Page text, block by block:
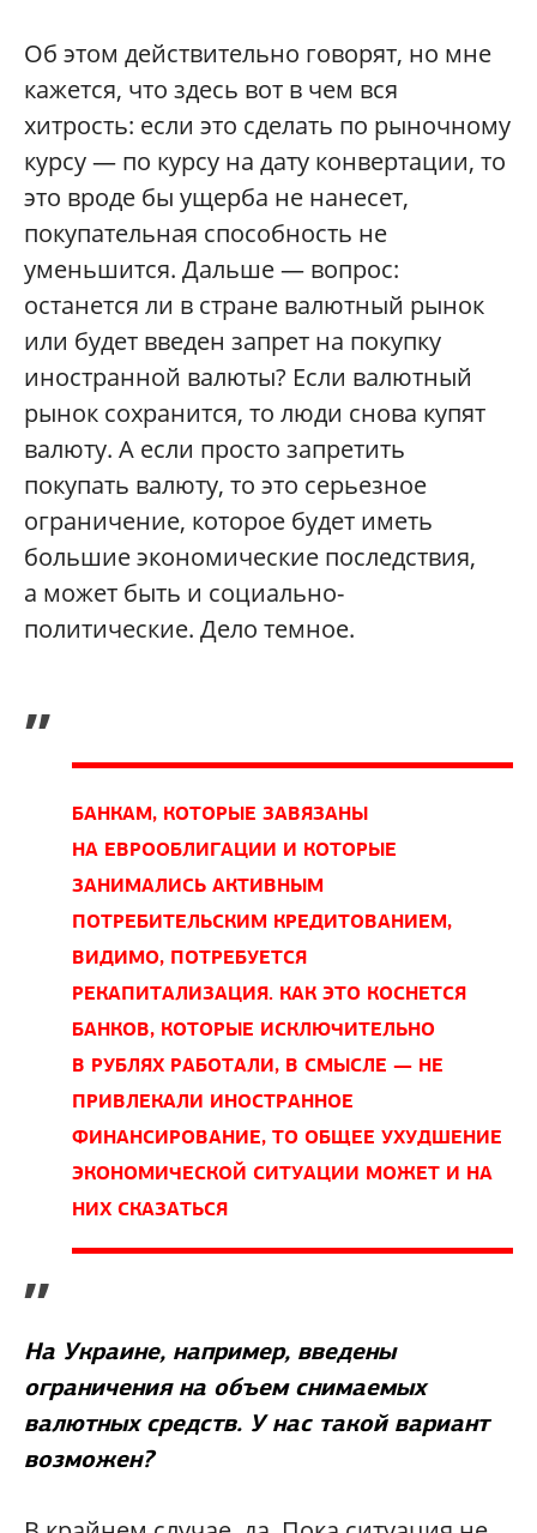
Об этом действительно говорят, но мне
кажется, что здесь вот в чем вся
хитрость: если это сделать по рыночному
курсу — по курсу на дату конвертации, то
это вроде бы ущерба не нанесет,
покупательная способность не
уменьшится. Дальше — вопрос:
останется ли в стране валютный рынок
или будет введен запрет на покупку
иностранной валюты? Если валютный
рынок сохранится, то люди снова купят
валюту. А если просто запретить
покупать валюту, то это серьезное
ограничение, которое будет иметь
большие экономические последствия,
а может быть и социально-
политические. Дело темное.
„
БАНКАМ, КОТОРЫЕ ЗАВЯЗАНЫ
НА ЕВРООБЛИГАЦИИ И КОТОРЫЕ
ЗАНИМАЛИСЬ АКТИВНЫМ
ПОТРЕБИТЕЛЬСКИМ КРЕДИТОВАНИЕМ,
ВИДИМО, ПОТРЕБУЕТСЯ
РЕКАПИТАЛИЗАЦИЯ. КАК ЭТО КОСНЕТСЯ
БАНКОВ, КОТОРЫЕ ИСКЛЮЧИТЕЛЬНО
В РУБЛЯХ РАБОТАЛИ, В СМЫСЛЕ — НЕ
ПРИВЛЕКАЛИ ИНОСТРАННОЕ
ФИНАНСИРОВАНИЕ, ТО ОБЩЕЕ УХУДШЕНИЕ
ЭКОНОМИЧЕСКОЙ СИТУАЦИИ МОЖЕТ И НА
НИХ СКАЗАТЬСЯ
”
На Украине, например, введены
ограничения на объем снимаемых
валютных средств. У нас такой вариант
возможен?